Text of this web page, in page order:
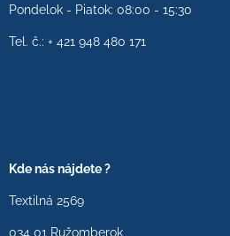
Pondelok - Piatok: 08:00 - 15:30
Tel. č.: + 421 948 480 171
Kde nás nájdete ?
Textilná 2569
034 01 Ružomberok